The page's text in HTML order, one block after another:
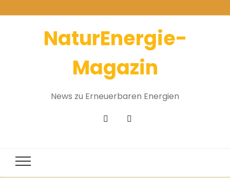
NaturEnergie-
Magazin
News zu Erneuerbaren Energien